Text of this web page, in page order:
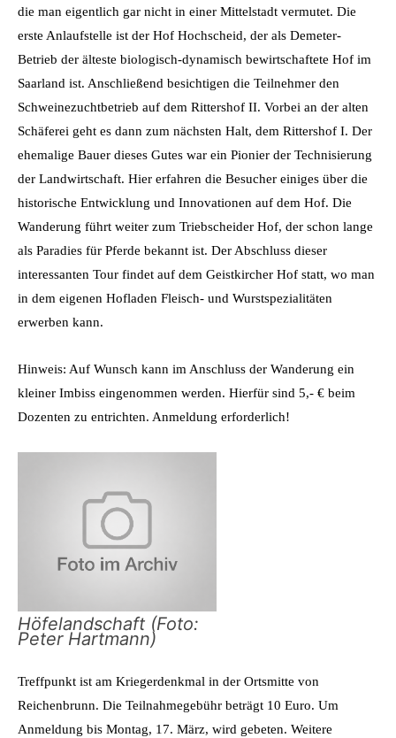
die man eigentlich gar nicht in einer Mittelstadt vermutet. Die
erste Anlaufstelle ist der Hof Hochscheid, der als Demeter-
Betrieb der älteste biologisch-dynamisch bewirtschaftete Hof im
Saarland ist. Anschließend besichtigen die Teilnehmer den
Schweinezuchtbetrieb auf dem Rittershof II. Vorbei an der alten
Schäferei geht es dann zum nächsten Halt, dem Rittershof I. Der
ehemalige Bauer dieses Gutes war ein Pionier der Technisierung
der Landwirtschaft. Hier erfahren die Besucher einiges über die
historische Entwicklung und Innovationen auf dem Hof. Die
Wanderung führt weiter zum Triebscheider Hof, der schon lange
als Paradies für Pferde bekannt ist. Der Abschluss dieser
interessanten Tour findet auf dem Geistkircher Hof statt, wo man
in dem eigenen Hofladen Fleisch- und Wurstspezialitäten
erwerben kann.
Hinweis: Auf Wunsch kann im Anschluss der Wanderung ein
kleiner Imbiss eingenommen werden. Hierfür sind 5,- € beim
Dozenten zu entrichten. Anmeldung erforderlich!
Höfelandschaft (Foto:
Peter Hartmann)
Treffpunkt ist am Kriegerdenkmal in der Ortsmitte von
Reichenbrunn. Die Teilnahmegebühr beträgt 10 Euro. Um
Anmeldung bis Montag, 17. März, wird gebeten. Weitere